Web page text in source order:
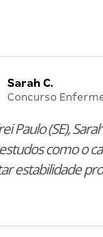
Sarah C.
Concurso
Paulo (SE),
como o
estabilidade